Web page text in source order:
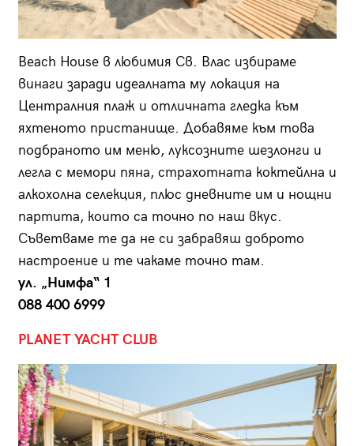
Beach House в любимия Св. Влас избираме
винаги заради идеалната му локация на
Централния плаж и отличната гледка към
яхтеното пристанище. Добавяме към това
подбраното им меню, луксозните шезлонги и
легла с мемори пяна, страхотната коктейлна и
алкохолна селекция, плюс дневните им и нощни
партита, които са точно по наш вкус.
Съветваме те да не си забравяш доброто
настроение и те чакаме точно там.
ул. „Нимфа“ 1
088 400 6999
PLANET YACHT CLUB